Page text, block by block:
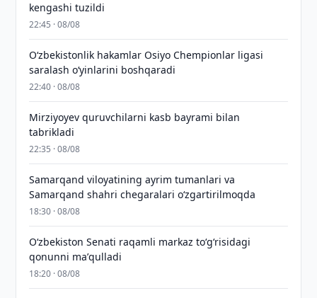
kengashi tuzildi
22:45 · 08/08
O‘zbekistonlik hakamlar Osiyo Chempionlar ligasi
saralash o‘yinlarini boshqaradi
22:40 · 08/08
Mirziyoyev quruvchilarni kasb bayrami bilan
tabrikladi
22:35 · 08/08
Samarqand viloyatining ayrim tumanlari va
Samarqand shahri chegaralari oʻzgartirilmoqda
18:30 · 08/08
Oʻzbekiston Senati raqamli markaz toʻgʻrisidagi
qonunni maʼqulladi
18:20 · 08/08